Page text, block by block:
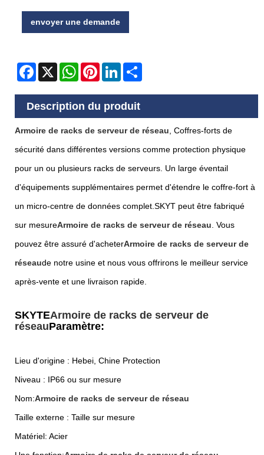
envoyer une demande
Facebook
X WhatsAppPinterestLinkedIn
Description du produit
Armoire de racks de serveur de réseau , Coffres-forts de
sécurité dans différentes versions comme protection physique
pour un ou plusieurs racks de serveurs. Un large éventail
d'équipements supplémentaires permet d'étendre le coffre-fort à
un micro-centre de données complet. SKYT peut être fabriqué
sur mesureArmoire de racks de serveur de réseau . Vous
pouvez être assuré d'acheterArmoire de racks de serveur de
réseaude notre usine et nous vous offrirons le meilleur service
après-vente et une livraison rapide.
SKYTEArmoire de racks de serveur de
réseauParamètre:
Lieu d'origine : Hebei, Chine Protection
Niveau : IP66 ou sur mesure
Nom:Armoire de racks de serveur de réseau
Taille externe : Taille sur mesure
Matériel: Acier